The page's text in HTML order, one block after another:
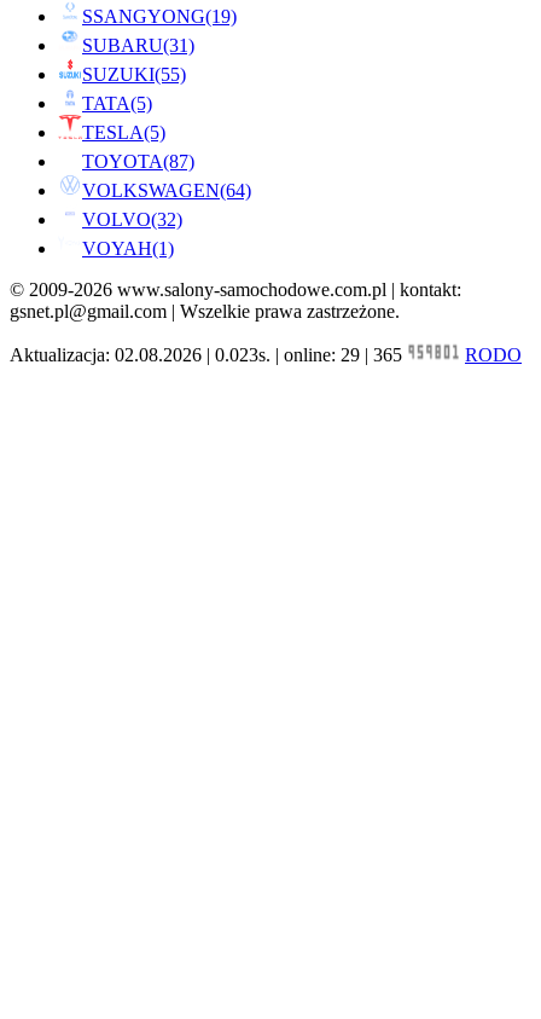
SSANGYONG(19)
SUBARU(31)
SUZUKI(55)
TATA(5)
TESLA(5)
TOYOTA(87)
VOLKSWAGEN(64)
VOLVO(32)
VOYAH(1)
© 2009-2026 www.salony-samochodowe.com.pl | kontakt:
gsnet.pl@gmail.com | Wszelkie prawa zastrzeżone.
Aktualizacja: 02.08.2026 | 0.023s. | online: 29 | 365 RODO